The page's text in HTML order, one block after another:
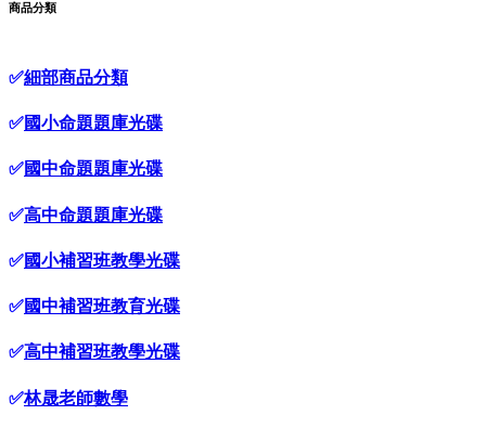
商品分類
✅細部商品分類
✅國小命題題庫光碟
✅國中命題題庫光碟
✅高中命題題庫光碟
✅國小補習班教學光碟
✅國中補習班教育光碟
✅高中補習班教學光碟
✅林晟老師數學